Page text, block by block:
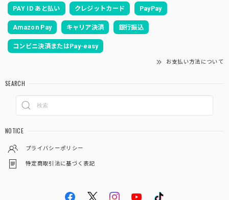
PAY ID あと払い クレジットカード PayPay
Amazon Pay キャリア決済 銀行振込
コンビニ決済またはPay-easy
お支払い方法について
SEARCH
NOTICE
プライバシーポリシー
特定商取引法に基づく表記